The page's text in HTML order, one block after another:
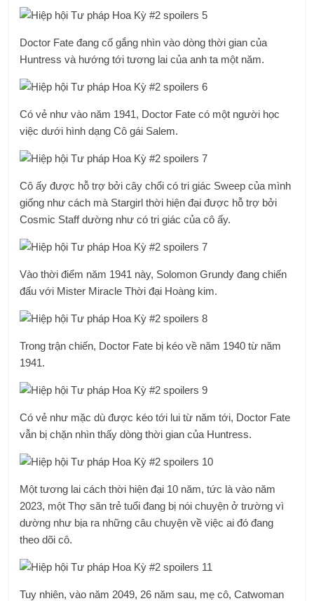
Doctor Fate đang cố gắng nhìn vào dòng thời gian của
Huntress và hướng tới tương lai của anh ta một năm.
Có vẻ như vào năm 1941, Doctor Fate có một người học
việc dưới hình dạng Cô gái Salem.
Cô ấy được hỗ trợ bởi cây chổi có tri giác Sweep của mình
giống như cách mà Stargirl thời hiện đại được hỗ trợ bởi
Cosmic Staff dường như có tri giác của cô ấy.
Vào thời điểm năm 1941 này, Solomon Grundy đang chiến
đấu với Mister Miracle Thời đại Hoàng kim.
Trong trận chiến, Doctor Fate bị kéo về năm 1940 từ năm
1941.
Có vẻ như mặc dù được kéo tới lui từ năm tới, Doctor Fate
vẫn bị chặn nhìn thấy dòng thời gian của Huntress.
Một tương lai cách thời hiện đại 10 năm, tức là vào năm
2023, một Thợ săn trẻ tuổi đang bị nói chuyện ở trường vì
dường như bịa ra những câu chuyện về việc ai đó đang
theo dõi cô.
Tuy nhiên, vào năm 2049, 26 năm sau, mẹ cô, Catwoman